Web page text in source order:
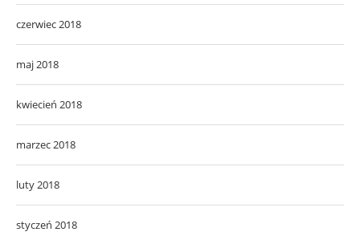
czerwiec 2018
maj 2018
kwiecień 2018
marzec 2018
luty 2018
styczeń 2018